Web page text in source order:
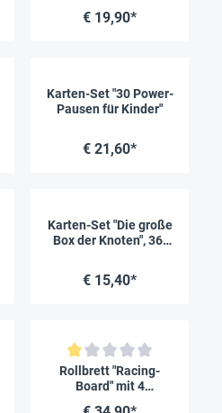
€ 19,90*
Karten-Set "30 Power-
Pausen für Kinder"
€ 21,60*
Karten-Set "Die große
Box der Knoten", 36-
€ 15,40*
Durchschnittliche Bewertung
Rollbrett "Racing-
Board" mit 4